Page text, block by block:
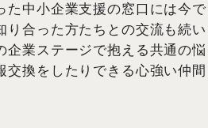
た中小企業支援の窓口には今で
り合った方たちとの交流も続い
企業ステージで抱える共通の悩
交換をしたりできる心強い仲間